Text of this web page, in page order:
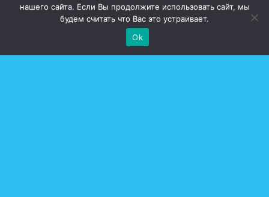
нашего сайта. Если Вы продолжите использовать сайт, мы
будем считать что Вас это устраивает.
Ok